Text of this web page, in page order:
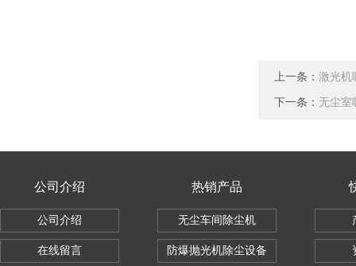
上一条： 激光机
下一条： 无尘室
公司介绍
公司介绍
在线留言
热销产品
无尘车间除尘机
防爆抛光机除尘设备